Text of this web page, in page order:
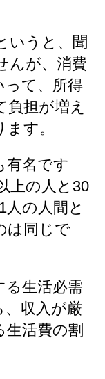
いうと、聞
んが、消費
って、所得
担が増え
す。
有名です
上の人と30
の人間と
は同じで
る生活必需
収入が厳
活費の割